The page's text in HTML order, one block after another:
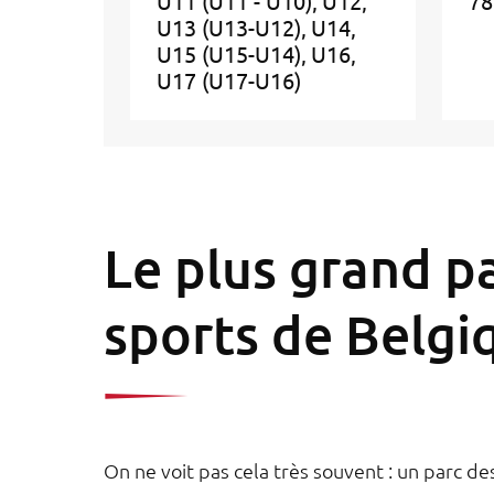
U13 (U13-U12) U14
U15 (U15-U14) U16
U17 (U17-U16)
Le plus grand
sports de
On ne voit pas cela très souvent : un parc